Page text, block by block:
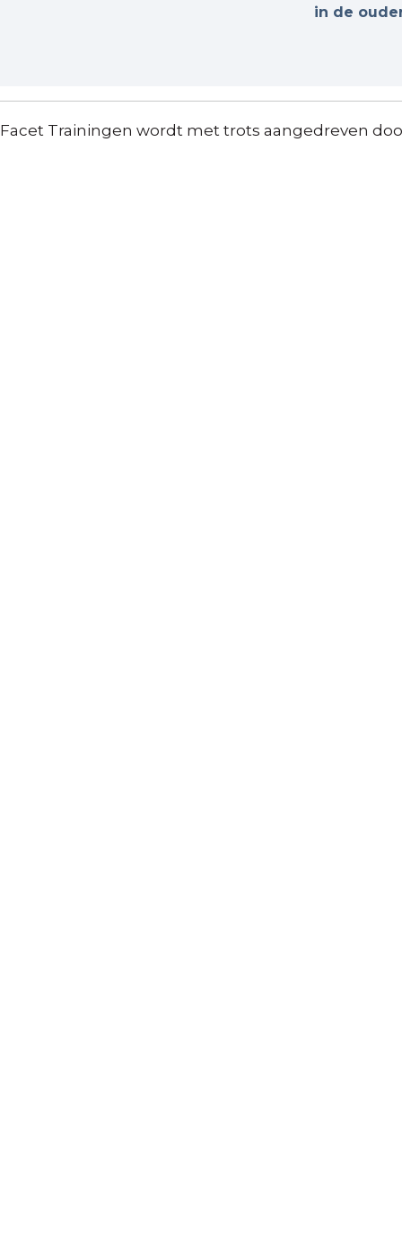
in de
Facet Trainingen wordt met trots aangedreven